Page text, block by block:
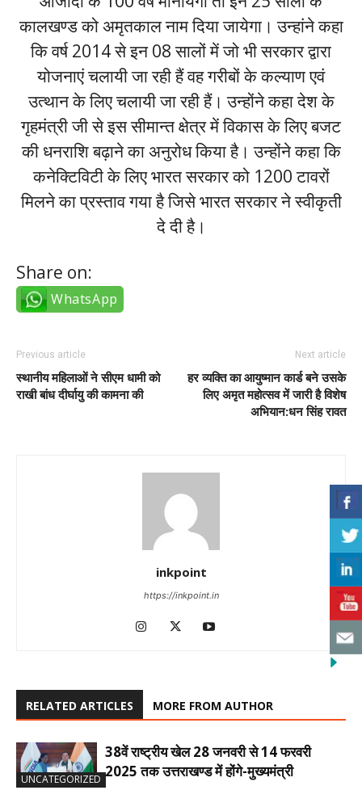
कालखण्ड को अमृतकाल नाम दिया जायेगा। उन्हांने कहा
कि वर्ष 2014 से इन 08 सालों में जो भी सरकार द्वारा
योजनाएं चलायी जा रही हैं वह गरीबों के कल्याण एवं
उत्थान के लिए चलायी जा रही हैं। उन्होंने कहा देश के
गृहमंत्री जी से इस सीमान्त क्षेत्र में विकास के लिए बजट
की धनराशि बढ़ाने का अनुरोध किया है। उन्होंने कहा कि
कनेक्टिविटी के लिए भारत सरकार को 1200 टावरों
मिलने का प्रस्ताव गया है जिसे भारत सरकार ने स्वीकृती
दे दी है।
Share on:
WhatsApp
Previous article
स्थानीय महिलाओं ने सीएम धामी को
राखी बांध दीर्घायु की कामना की
Next article
हर व्यक्ति का आयुष्मान कार्ड बने उसके
लिए अमृत महोत्सव में जारी है विशेष
अभियान:धन सिंह रावत
inkpoint
https://inkpoint.in
RELATED ARTICLES MORE FROM AUTHOR
UNCATEGORIZED
38वें राष्ट्रीय खेल 28 जनवरी से 14 फरवरी
2025 तक उत्तराखण्ड में होंगे-मुख्यमंत्री